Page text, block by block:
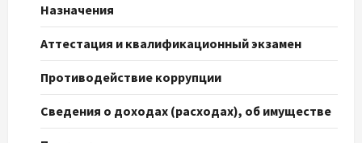
Назначения
Аттестация и квалификационный экзамен
Противодействие коррупции
Сведения о доходах (расходах), об имуществе